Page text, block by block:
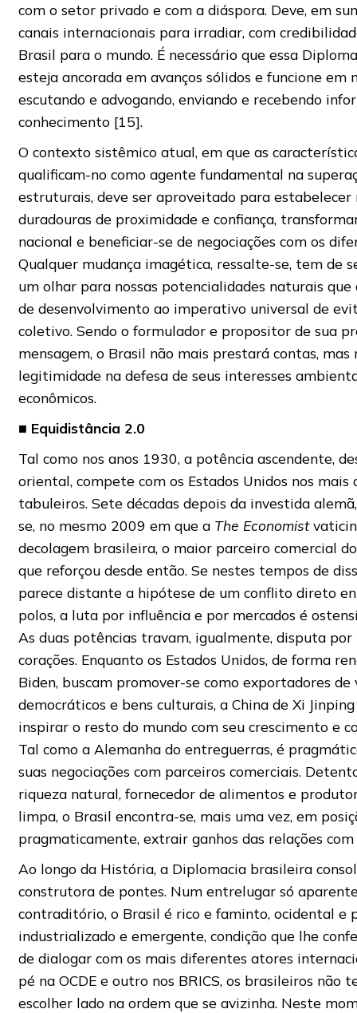
com o setor privado e com a diáspora. Deve, em
canais internacionais para irradiar, com
Brasil para o mundo. É necessário que essa
esteja ancorada em avanços sólidos e funcione em
escutando e advogando, enviando e recebendo
conhecimento [15].
O contexto sistêmico atual, em que as
qualificam-no como agente fundamental na
estruturais, deve ser aproveitado para estabelecer
duradouras de proximidade e confiança,
nacional e beneficiar-se de negociações com os
Qualquer mudança imagética, ressalte-se, tem de
um olhar para nossas potencialidades naturais
de desenvolvimento ao imperativo universal de
coletivo. Sendo o formulador e propositor de sua
mensagem, o Brasil não mais prestará contas, mas
legitimidade na defesa de seus interesses
econômicos.
■ Equidistância 2.0
Tal como nos anos 1930, a potência ascendente,
oriental, compete com os Estados Unidos nos mais
tabuleiros. Sete décadas depois da investida
se, no mesmo 2009 em que a The Economist
decolagem brasileira, o maior parceiro comercial
que reforçou desde então. Se nestes tempos de
parece distante a hipótese de um conflito direto
polos, a luta por influência e por mercados é
As duas potências travam, igualmente, disputa por
corações. Enquanto os Estados Unidos, de forma
Biden, buscam promover-se como exportadores de
democráticos e bens culturais, a China de Xi
inspirar o resto do mundo com seu crescimento e
Tal como a Alemanha do entreguerras, é
suas negociações com parceiros comerciais.
riqueza natural, fornecedor de alimentos e
limpa, o Brasil encontra-se, mais uma vez, em
pragmaticamente, extrair ganhos das relações com
Ao longo da História, a Diplomacia brasileira
construtora de pontes. Num entrelugar só
contraditório, o Brasil é rico e faminto, ocidental e
industrializado e emergente, condição que lhe
de dialogar com os mais diferentes atores
pé na OCDE e outro nos BRICS, os brasileiros não
escolher lado na ordem que se avizinha. Neste